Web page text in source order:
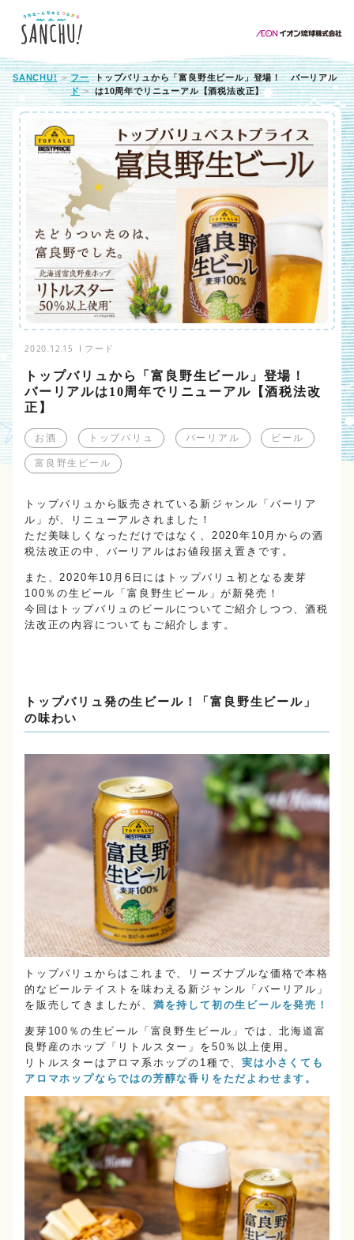
SANCHU!
フー
ド
トップバリュから「富良野生ビール」登場！ バーリアル
は10周年でリニューアル【酒税法改正】
2020.12.15 フード
トップバリュから「富良野生ビール」登場！
バーリアルは10周年でリニューアル【酒税法改
正】
お酒 トップバリュ バーリアル ビール
富良野生ビール
トップバリュから販売されている新ジャンル「バーリア
ル」が、リニューアルされました！
ただ美味しくなっただけではなく、2020年10月からの酒
税法改正の中、バーリアルはお値段据え置きです。
また、2020年10月6日にはトップバリュ初となる麦芽
100％の生ビール「富良野生ビール」が新発売！
今回はトップバリュのビールについてご紹介しつつ、酒税
法改正の内容についてもご紹介します。
トップバリュ発の生ビール！「富良野生ビール」
の味わい
トップバリュからはこれまで、リーズナブルな価格で本格
的なビールテイストを味わえる新ジャンル「バーリアル」
を販売してきましたが、 満を持して初の生ビールを発売！
麦芽100％の生ビール「富良野生ビール」では、北海道富
良野産のホップ「リトルスター」を50％以上使用。
リトルスターはアロマ系ホップの1種で、実は小さくても
アロマホップならではの芳醇な香りをただよわせます。